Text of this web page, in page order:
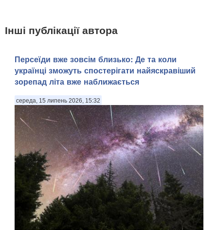
Інші публікації автора
Персеїди вже зовсім близько: Де та коли
українці зможуть спостерігати найяскравіший
зорепад літа вже наближається
середа, 15 липень 2026, 15:32